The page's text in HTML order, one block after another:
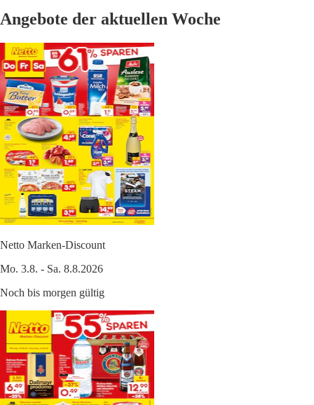
Angebote der aktuellen Woche
Netto Marken-Discount
Mo. 3.8. - Sa. 8.8.2026
Noch bis morgen gültig